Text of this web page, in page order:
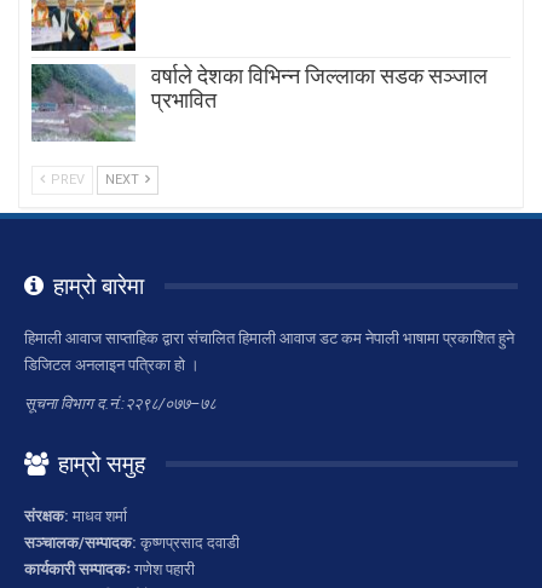
वर्षाले देशका विभिन्न जिल्लाका सडक सञ्जाल
प्रभावित
PREV NEXT
हाम्रो बारेमा
हिमाली आवाज साप्ताहिक द्वारा संचालित हिमाली आवाज डट कम नेपाली भाषामा प्रकाशित हुने
डिजिटल अनलाइन पत्रिका हो ।
सूचना विभाग द.नं.:२२९८/०७७–७८
हाम्रो समुह
संरक्षक: माधव शर्मा
सञ्चालक/सम्पादक: कृष्णप्रसाद दवाडी
कार्यकारी सम्पादकः गणेश पहारी